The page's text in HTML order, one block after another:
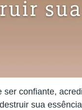
ser confiante,
sua